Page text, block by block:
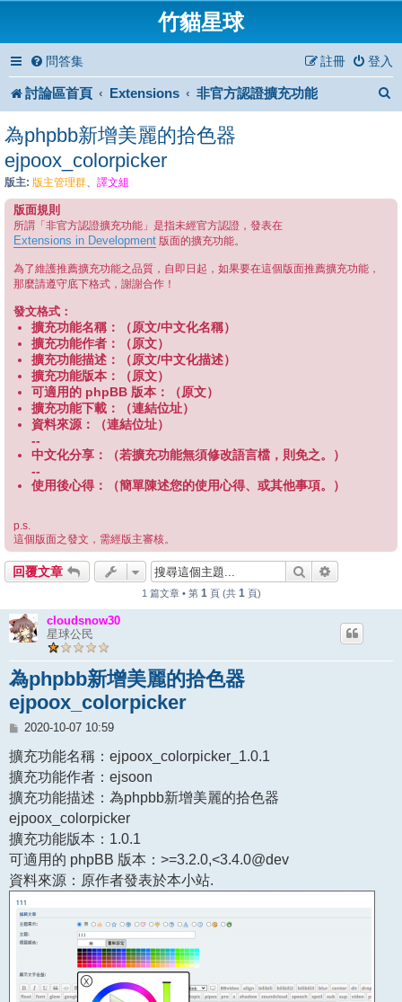
竹貓星球
問答集 登入
註冊
討論區首頁 Extensions 非官方認證擴充功能
為phpbb新增美麗的拾色器
ejpoox_colorpicker
版主: 版主管理群、 譯文組
版面規則
所謂「非官方認證擴充功能」是指未經官方認證，發表在
Extensions in Development 版面的擴充功能。
為了維護推薦擴充功能之品質，自即日起，如果要在這個版面推薦擴充功能，
那麼請遵守底下格式，謝謝合作！
發文格式：
擴充功能名稱：（原文/中文化名稱）
擴充功能作者：（原文）
擴充功能描述：（原文/中文化描述）
擴充功能版本：（原文）
可適用的 phpBB 版本：（原文）
擴充功能下載：（連結位址）
資料來源：（連結位址）
--
中文化分享：（若擴充功能無須修改語言檔，則免之。）
--
使用後心得：（簡單陳述您的使用心得、或其他事項。）
p.s.
這個版面之發文，需經版主審核。
回覆文章 搜尋
1 篇文章 • 第 1 頁 (共 1 頁)
cloudsnow30
星球公民
為phpbb新增美麗的拾色器
ejpoox_colorpicker
文
2020-10-07 10:59
擴充功能名稱：ejpoox_colorpicker_1.0.1
擴充功能作者：ejsoon
擴充功能描述：為phpbb新增美麗的拾色器
ejpoox_colorpicker
擴充功能版本：1.0.1
可適用的 phpBB 版本：>=3.2.0,<3.4.0@dev
資料來源：原作者發表於本小站.